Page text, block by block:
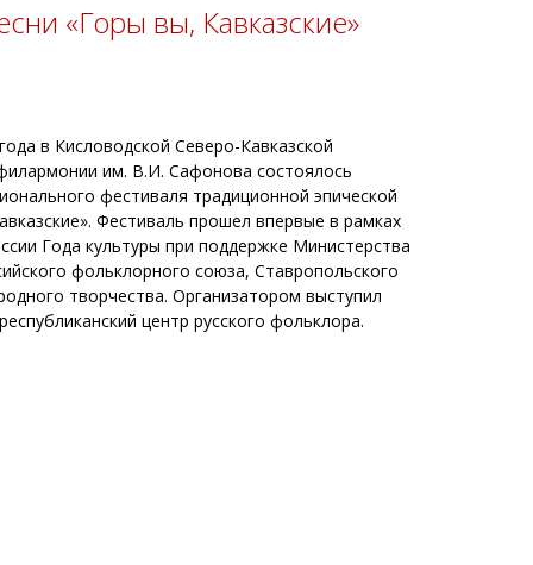
«Горы вы, Кавказские»
в Кисловодской Северо-Кавказской
им. В.И. Сафонова состоялось
фестиваля традиционной эпической
Фестиваль прошел впервые в рамках
Года культуры при поддержке Министерства
фольклорного союза, Ставропольского
творчества. Организатором выступил
центр русского фольклора.